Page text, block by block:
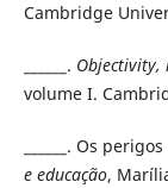
Cambridge
______.
volume I.
______. Os
e educação,